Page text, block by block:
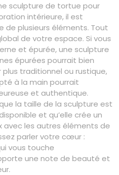
sculpture de tortue pour
intérieure, il est
plusieurs éléments. Tout
de votre espace. Si vous
et épurée, une sculpture
épurées pourrait bien
plus traditionnel ou rustique,
à la main pourrait
et authentique.
la taille de la sculpture est
et qu’elle crée un
avec les autres éléments de
parler votre cœur :
vous touche
une note de beauté et